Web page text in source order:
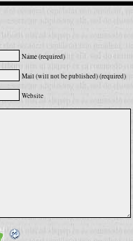
Name (required)
Mail (will not be published) (required)
Website